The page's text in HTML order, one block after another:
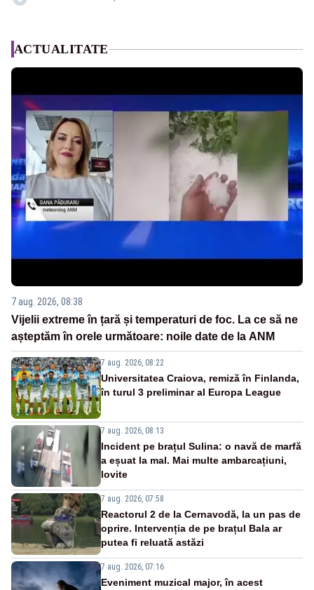
ACTUALITATE
7 aug. 2026, 08:38
Vijelii extreme în țară și temperaturi de foc. La ce să ne
așteptăm în orele următoare: noile date de la ANM
7 aug. 2026, 08:22
Universitatea Craiova, remiză în Finlanda,
în turul 3 preliminar al Europa League
7 aug. 2026, 08:13
Incident pe brațul Sulina: o navă de marfă
a eșuat la mal. Mai multe ambarcațiuni,
lovite
7 aug. 2026, 07:58
Reactorul 2 de la Cernavodă, la un pas de
oprire. Intervenția de pe brațul Bala ar
putea fi reluată astăzi
7 aug. 2026, 07:16
Eveniment muzical major, în acest